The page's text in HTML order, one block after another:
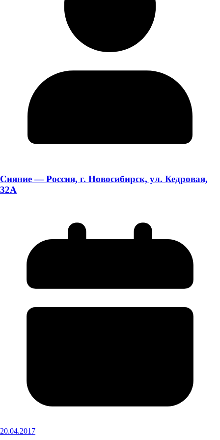
Сияние — Россия, г. Новосибирск, ул. Кедровая,
32А
20.04.2017